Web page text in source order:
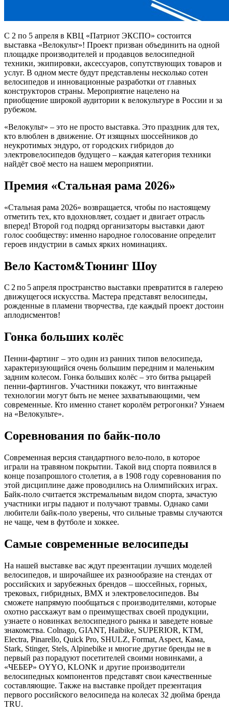
С 2 по 5 апреля в КВЦ «Патриот ЭКСПО» состоится
выставка «Велокульт»! Проект призван объединить на одной
площадке производителей и продавцов велосипедной
техники, экипировки, аксессуаров, сопутствующих товаров и
услуг. В одном месте будут представлены несколько сотен
велосипедов и инновационные разработки от главных
конструкторов страны. Мероприятие нацелено на
приобщение широкой аудитории к велокультуре в России и за
рубежом.
«Велокульт» – это не просто выставка. Это праздник для тех,
кто влюблен в движение. От изящных шоссейников до
неукротимых эндуро, от городских гибридов до
электровелосипедов будущего – каждая категория техники
найдёт своё место на нашем мероприятии.
Премия «Стальная рама 2026»
«Стальная рама 2026» возвращается, чтобы по настоящему
отметить тех, кто вдохновляет, создает и двигает отрасль
вперед! Второй год подряд организаторы выставки дают
голос сообществу: именно народное голосование определит
героев индустрии в самых ярких номинациях.
Вело Кастом&Тюнинг Шоу
С 2 по 5 апреля пространство выставки превратится в галерею
движущегося искусства. Мастера представят велосипеды,
рожденные в пламени творчества, где каждый проект достоин
аплодисментов!
Гонка больших колёс
Пенни-фартинг – это один из ранних типов велосипеда,
характеризующийся очень большим передним и маленьким
задним колесом. Гонка больших колёс – это битва рыцарей
пенни-фартингов. Участники покажут, что винтажные
технологии могут быть не менее захватывающими, чем
современные. Кто именно станет королём ретрогонки? Узнаем
на «Велокульте».
Соревнования по байк-поло
Современная версия стандартного вело-поло, в которое
играли на травяном покрытии. Такой вид спорта появился в
конце позапрошлого столетия, а в 1908 году соревнования по
этой дисциплине даже проводились на Олимпийских играх.
Байк-поло считается экстремальным видом спорта, зачастую
участники игры падают и получают травмы. Однако сами
любители байк-поло уверены, что сильные травмы случаются
не чаще, чем в футболе и хоккее.
Самые современные велосипеды
На нашей выставке вас ждут презентации лучших моделей
велосипедов, и широчайшее их разнообразие на стендах от
российских и зарубежных брендов – шоссейных, горных,
трековых, гибридных, BMX и электровелосипедов. Вы
сможете напрямую пообщаться с производителями, которые
охотно расскажут вам о преимуществах своей продукции,
узнаете о новинках велосипедного рынка и заведете новые
знакомства. Colnago, GIANT, Haibike, SUPERIOR, KTM,
Electra, Pinarello, Quick Pro, SHULZ, Format, Aspect, Кама,
Stark, Stinger, Stels, Alpinebike и многие другие бренды не в
первый раз порадуют посетителей своими новинками, а
«ЧЕБЕР» OYYO, KLONK и другие производители
велосипедных компонентов представят свои качественные
составляющие. Также на выставке пройдет презентация
первого российского велосипеда на колесах 32 дюйма бренда
TRU.